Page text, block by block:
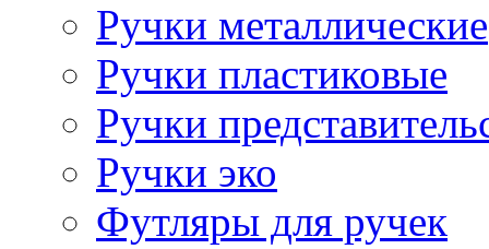
Ручки металлические
Ручки пластиковые
Ручки
Ручки эко
Футляры для ручек